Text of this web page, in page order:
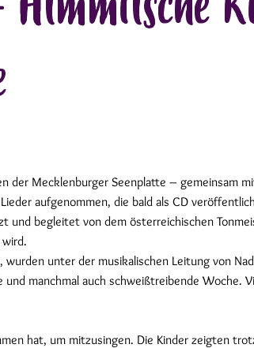
der Mecklenburger Seenplatte – gemeinsam
aufgenommen, die bald als CD
und begleitet von dem österreichischen
unter der musikalischen Leitung von
manchmal auch schweißtreibende Woche.
hat, um mitzusingen. Die Kinder zeigten